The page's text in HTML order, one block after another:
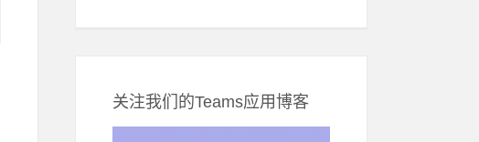
关注我们的Teams应用博客